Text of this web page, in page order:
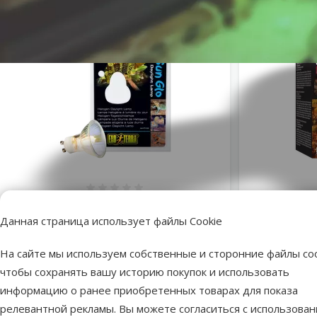
Данная страница использует файлы Cookie
На сайте мы используем собственные и сторонние файлы
чтобы сохранять вашу историю покупок и использовать
информацию о ранее приобретенных товарах для показа
релевантной рекламы. Вы можете согласиться с
Halogen, 35 W
Оценка 0%
Цена
5,98 €
-50 %
В наличии
Planet
Недоступно